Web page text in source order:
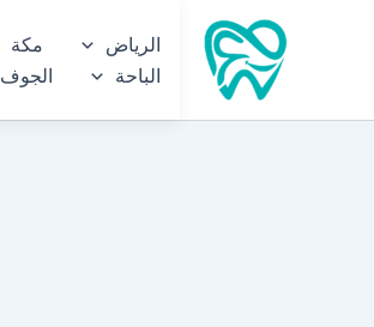
الرياض مكة
الباحة
الجوف